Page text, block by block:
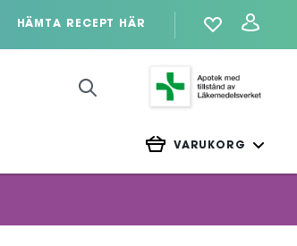
HÄMTA RECEPT HÄR
VARUKORG